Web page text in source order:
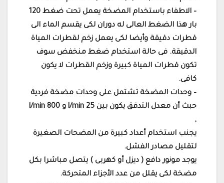
– الاطفاء باستخدام المضخة يعمل تحت ضغط 120
بار هذا الضغط العالى له دوران لكى يقسم الماء الى
قطرات دقيقة وأيضا لكى يعمل زخم لقطرات المياة
الدقيقة. فى حالة استخدام ضغط منخفض سوف
تكون قطرات المياة كبيرة وزخم القطرات لا يكون
كافى.
– وحدات المضخة تشتمل على وحدات مضخة فردية
حبث أن معدل التدفق يكون بين l/min 25 و l/min 800
,
يجنب استخدام أعداد كبيرة من المضحات الصغيرة
لتقليل مصادر الفشل.
يوجد مونور دافع ( ديزل أو كهربى ) يتصل مباشرا بكل
مضخة لكى يقلل من عدد الأجزاء المتحركة.